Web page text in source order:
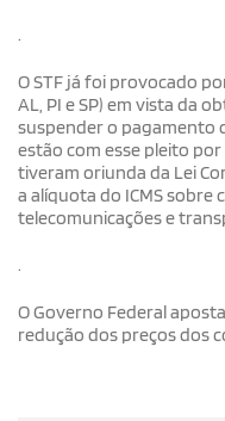
.
O STF já foi provocado
AL, PI e SP) em vista da
suspender o pagamento
estão com esse pleito
tiveram oriunda da Lei
a alíquota do ICMS sobre
telecomunicações e
.
O Governo Federal
redução dos preços dos